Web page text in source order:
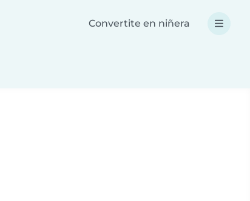
Convertite en niñera